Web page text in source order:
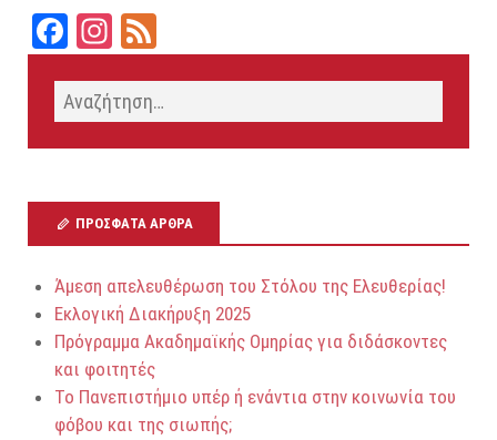
Fa
ce
bo
ok
In
st
ag
ra
ed
ΠΡΌΣΦΑΤΑ ΆΡΘΡΑ
Άμεση απελευθέρωση του Στόλου της Ελευθερίας!
Εκλογική Διακήρυξη 2025
Πρόγραμμα Ακαδημαϊκής Ομηρίας για διδάσκοντες
και φοιτητές
Το Πανεπιστήμιο υπέρ ή ενάντια στην κοινωνία του
φόβου και της σιωπής;